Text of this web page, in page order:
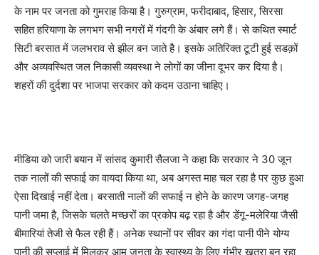
के नाम पर जनता को गुमराह किया है। गुरुग्राम, फरीदाबाद, हिसार, सिरसा
सहित हरियाणा के लगभग सभी नगरों में गंदगी के अंबार लगे हैं। से कथित स्मार्ट
सिटी बरसात में जलभराव से झील बन जाते है। इसके अतिरिक्त टूटी हुई सडक़ों
और अव्यवस्थित जल निकासी व्यवस्था ने लोगों का जीना दूभर कर दिया है।
शहरों की दुर्दशा पर भाजपा सरकार को कदम उठाना चाहिए।
मीडिया को जारी बयान में सांसद कुमारी सैलजा ने कहा कि सरकार ने 30 जून
तक नालों की सफाई का वायदा किया था, अब अगस्त माह चल रहा है पर कुछ हुआ
ऐसा दिखाई नहीं देता। बरसाती नालों की सफाई न होने के कारण जगह-जगह
पानी जमा है, जिसके चलते मच्छरों का प्रकोप बढ़ रहा है और डेंगू-मलेरिया जैसी
बीमारियां तेजी से फैल रही हैं। अनेक स्थानों पर सीवर का गंदा पानी पीने योग्य
पानी की सप्लाई में मिलकर आम जनता के स्वास्थ्य के लिए गंभीर खतरा बन रहा